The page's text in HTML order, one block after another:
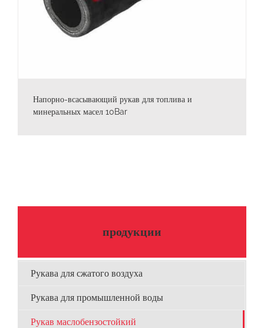
Напорно-всасывающий рукав для топлива и
минеральных масел 10Bar
продукции
Рукава для сжатого воздуха
Рукава для промышленной воды
Рукав маслобензостойкий